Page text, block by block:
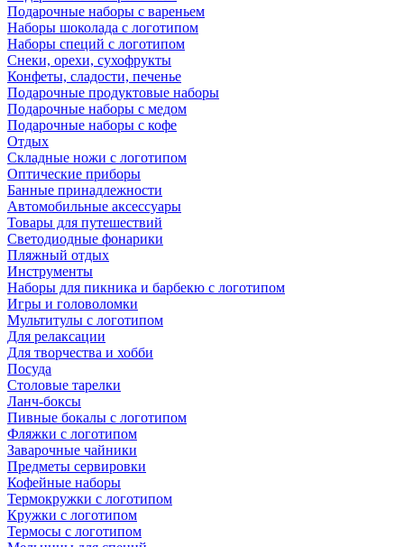
Подарочные наборы с вареньем
Наборы шоколада с логотипом
Наборы специй с логотипом
Снеки, орехи, сухофрукты
Конфеты, сладости, печенье
Подарочные продуктовые наборы
Подарочные наборы с медом
Подарочные наборы с кофе
Отдых
Складные ножи с логотипом
Оптические приборы
Банные принадлежности
Автомобильные аксессуары
Товары для путешествий
Светодиодные фонарики
Пляжный отдых
Инструменты
Наборы для пикника и барбекю с логотипом
Игры и головоломки
Мультитулы с логотипом
Для релаксации
Для творчества и хобби
Посуда
Столовые тарелки
Ланч-боксы
Пивные бокалы с логотипом
Фляжки с логотипом
Заварочные чайники
Предметы сервировки
Кофейные наборы
Термокружки с логотипом
Кружки с логотипом
Термосы с логотипом